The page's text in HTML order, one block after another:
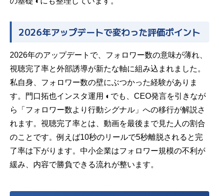
2026年アップデートで変わった評価ポイント
2026年のアップデートで、フォロワー数の意味が薄れ、
視聴完了率と外部誘導が新たな軸に組み込まれました。
私自身、フォロワー数の壁にぶつかった経験がありま
す。
門口拓也インスタ運用 ◐ でも、CEO発言を引きなが
ら「フォロワー数より行動シグナル」への移行が解説さ
れます。視聴完了率とは、動画を最後まで見た人の割合
のことです。例えば10秒のリールで5秒離脱されると完
了率は下がります。中小企業はフォロワー規模の不利が
緩み、内容で勝負できる流れが整います。